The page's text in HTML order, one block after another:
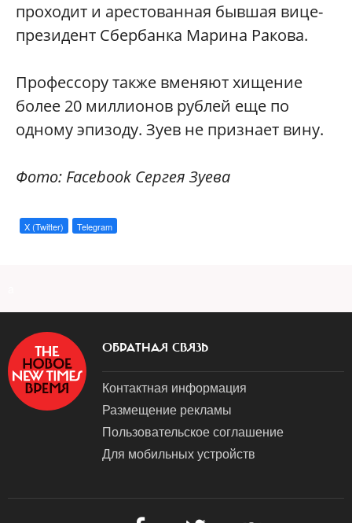
проходит и арестованная бывшая вице-
президент Сбербанка Марина Ракова.
Профессору также вменяют хищение
более 20 миллионов рублей еще по
одному эпизоду. Зуев не признает вину.
Фото: Facebook Сергея Зуева
X (Twitter) Telegram
ОБРАТНАЯ СВЯЗЬ
Контактная информация
Размещение рекламы
Пользовательское соглашение
Для мобильных устройств